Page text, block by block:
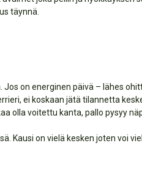
täynnä.
Jos on energinen päivä – lähes
ei koskaan jätä tilannetta
olla voitettu kanta, pallo pysyy
Kausi on vielä kesken joten voi